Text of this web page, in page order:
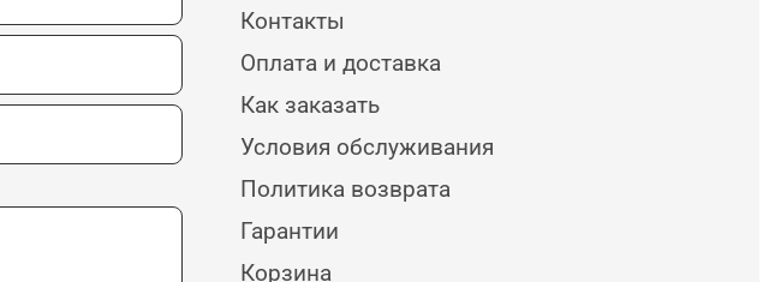
Контакты
Оплата и доставка
Как заказать
Условия обслуживания
Политика возврата
Гарантии
Корзина